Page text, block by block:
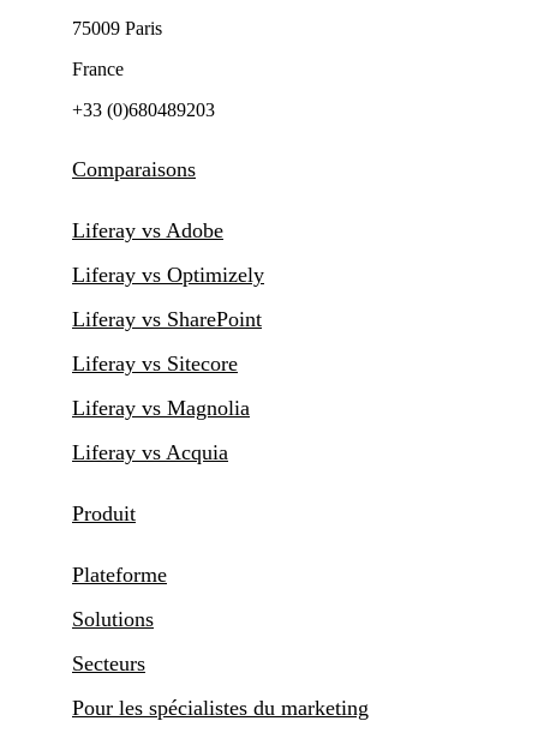
75009 Paris
France
+33 (0)680489203
Comparaisons
Liferay vs Adobe
Liferay vs Optimizely
Liferay vs SharePoint
Liferay vs Sitecore
Liferay vs Magnolia
Liferay vs Acquia
Produit
Plateforme
Solutions
Secteurs
Pour les spécialistes du marketing